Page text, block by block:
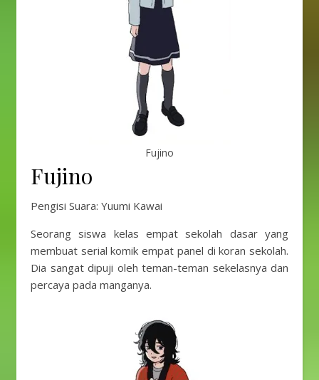
Fujino
Fujino
Pengisi Suara: Yuumi Kawai
Seorang siswa kelas empat sekolah dasar yang
membuat serial komik empat panel di koran sekolah.
Dia sangat dipuji oleh teman-teman sekelasnya dan
percaya pada manganya.